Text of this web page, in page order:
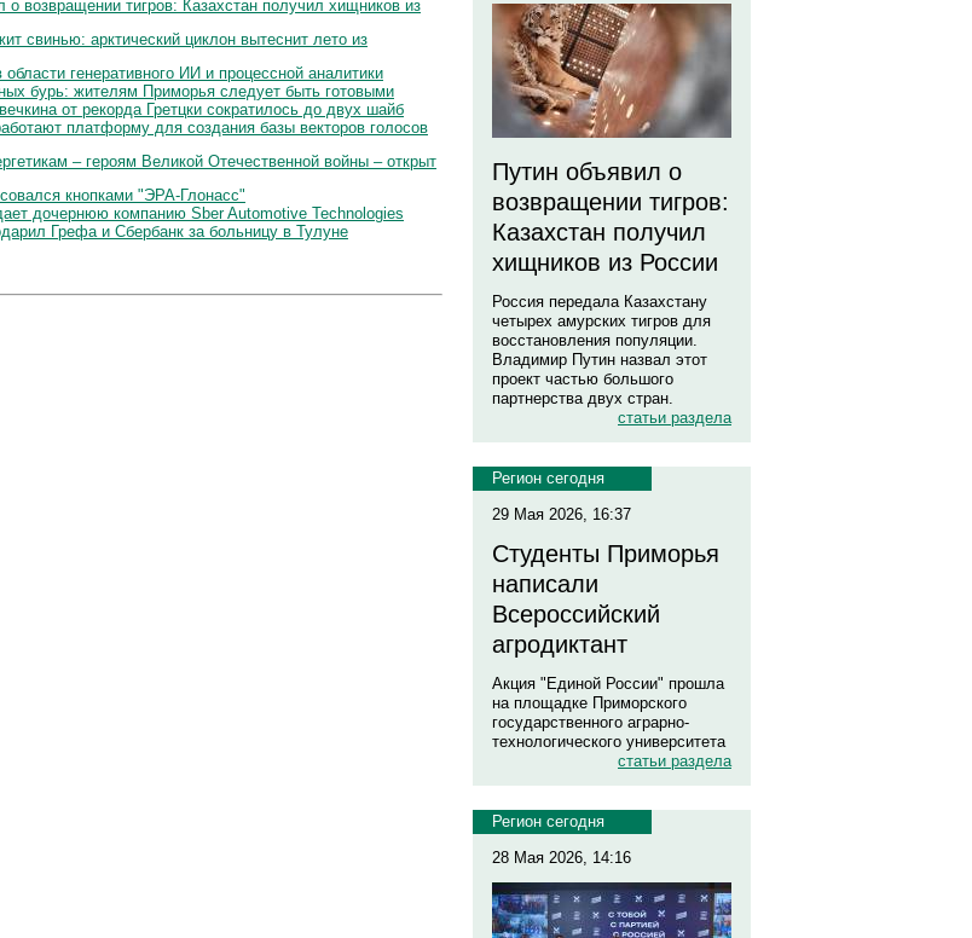
о возвращении тигров: Казахстан получил хищников из
свинью: арктический циклон вытеснит лето из
генеративного ИИ и процессной аналитики
бурь: жителям Приморья следует быть готовыми
от рекорда Гретцки сократилось до двух шайб
платформу для создания базы векторов голосов
– героям Великой Отечественной войны – открыт
кнопками "ЭРА-Глонасс"
дочернюю компанию Sber Automotive Technologies
Грефа и Сбербанк за больницу в Тулуне
Путин объявил о
возвращении тигров:
Казахстан получил
хищников из России
Россия передала Казахстану
четырех амурских тигров для
восстановления популяции.
Владимир Путин назвал этот
проект частью большого
партнерства двух стран.
статьи раздела
Регион сегодня
29 Мая 2026, 16:37
Студенты Приморья
написали
Всероссийский
агродиктант
Акция "Единой России" прошла
на площадке Приморского
государственного аграрно-
технологического университета
статьи раздела
Регион сегодня
28 Мая 2026, 14:16